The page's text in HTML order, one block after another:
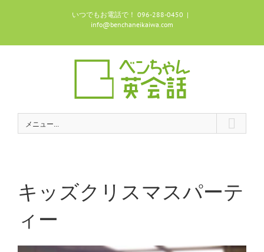
いつでもお電話で！ 096-288-0450 |
info@benchaneikaiwa.com
メニュー...
キッズクリスマスパーテ
ィー